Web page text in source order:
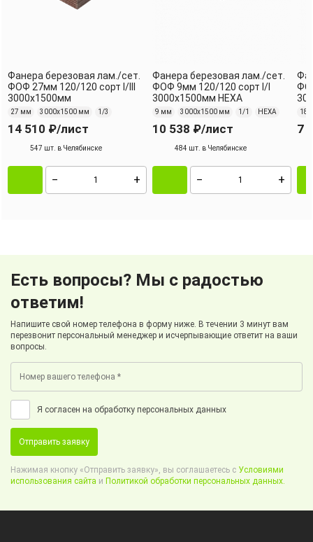
Фанера березовая лам./сет.
ФОФ 27мм 120/120 сорт I/III
3000х1500мм
27 мм 3000х1500 мм 1/3
14 510 ₽/лист
547 шт. в Челябинске
Фанера березовая лам./сет.
ФОФ 9мм 120/120 сорт I/I
3000х1500мм HEXA
9 мм 3000х1500 мм 1/1 HEXA
10 538 ₽/лист
484 шт. в Челябинске
18
7
Есть вопросы? Мы с радостью
ответим!
Напишите свой номер телефона в форму ниже. В течении 3 минут вам
перезвонит персональный менеджер и исчерпывающие ответит на ваши
вопросы.
Я согласен на обработку персональных данных
Отправить заявку
Нажимая кнопку «Отправить заявку», вы соглашаетесь с Условиями
использования сайта и Политикой обработки персональных данных.